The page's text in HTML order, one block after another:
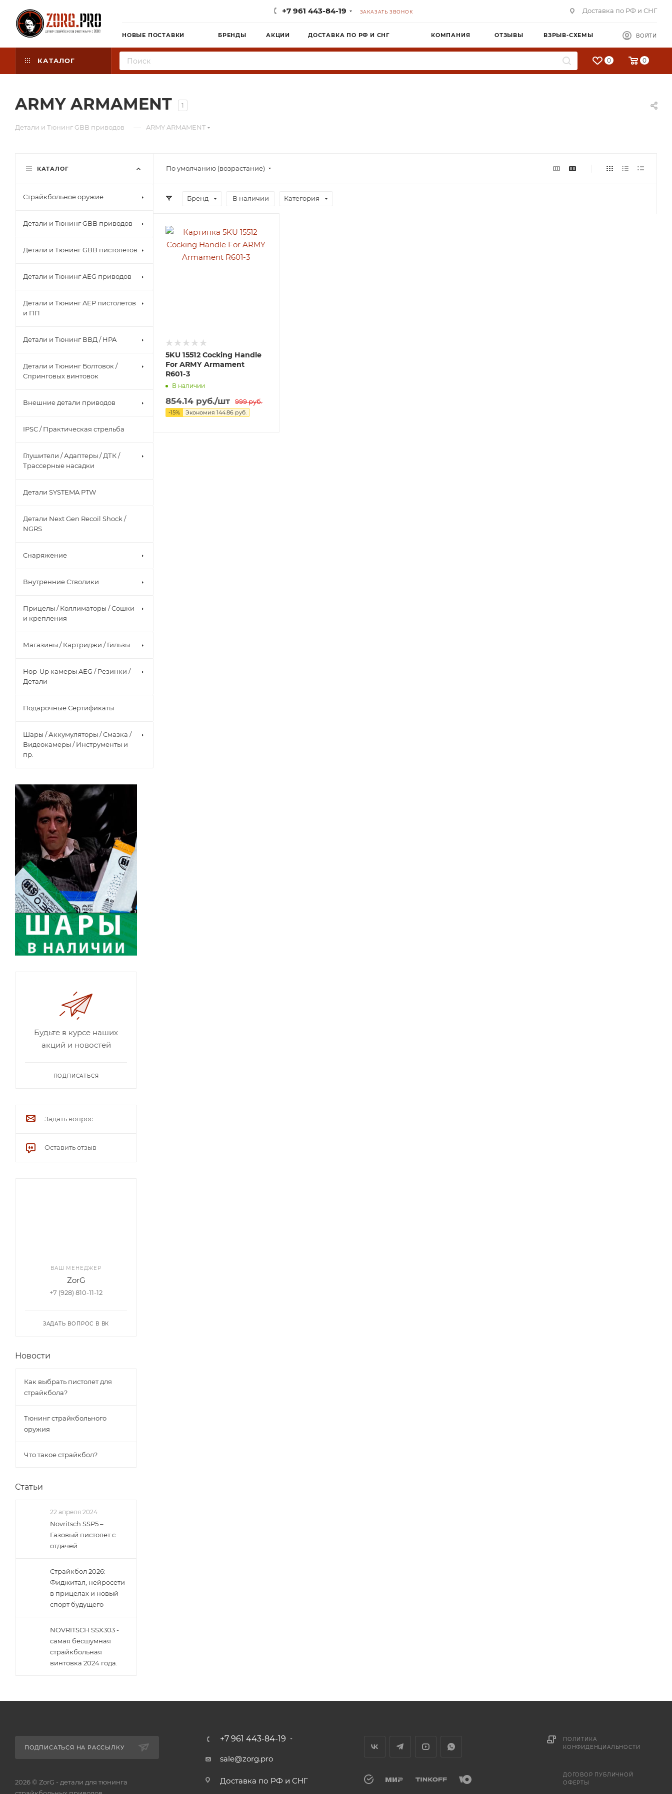
+7 961 443-84-19 ЗАКАЗАТЬ ЗВОНОК Доставка по РФ и СНГ
НОВЫЕ ПОСТАВКИ БРЕНДЫ АКЦИИ ДОСТАВКА ПО РФ И СНГ КОМПАНИЯ ОТЗЫВЫ ВЗРЫВ-СХЕМЫ ВОЙТИ
КАТАЛОГ 0 0
ARMY ARMAMENT 1
Детали и Тюнинг GBB приводов — ARMY ARMAMENT
По умолчанию (возрастание)
Бренд В наличии Категория
5KU 15512 Cocking Handle
For ARMY Armament
R601-3
В наличии
854.14 руб./шт 999руб.
-15% Экономия 144.86 руб.
КАТАЛОГ
Страйкбольное оружие
Детали и Тюнинг GBB приводов
Детали и Тюнинг GBB пистолетов
Детали и Тюнинг AEG приводов
Детали и Тюнинг AEP пистолетов
и ПП
Детали и Тюнинг ВВД / HPA
Детали и Тюнинг Болтовок /
Спринговых винтовок
Внешние детали приводов
IPSC / Практическая стрельба
Глушители / Адаптеры / ДТК /
Трассерные насадки
Детали SYSTEMA PTW
Детали Next Gen Recoil Shock /
NGRS
Снаряжение
Внутренние Стволики
Прицелы / Коллиматоры / Сошки
и крепления
Магазины / Картриджи / Гильзы
Hop-Up камеры AEG / Резинки /
Детали
Подарочные Сертификаты
Шары / Аккумуляторы / Смазка /
Видеокамеры / Инструменты и
пр.
Будьте в курсе наших
акций и новостей
ПОДПИСАТЬСЯ
Задать вопрос
Оставить отзыв
ВАШ МЕНЕДЖЕР
ZorG
+7 (928) 810-11-12
ЗАДАТЬ ВОПРОС В ВК
Новости
Как выбрать пистолет для
страйкбола?
Тюнинг страйкбольного
оружия
Что такое страйкбол?
Статьи
22 апреля 2024
Novritsch SSP5 –
Газовый пистолет с
отдачей
Страйкбол 2026:
Фиджитал, нейросети
в прицелах и новый
спорт будущего
NOVRITSCH SSX303 -
самая бесшумная
страйкбольная
винтовка 2024 года.
ПОДПИСАТЬСЯ НА РАССЫЛКУ
2026 © ZorG - детали для тюнинга
+7 961 443-84-19
sale@zorg.pro
Доставка по РФ и СНГ
ПОЛИТИКА
КОНФИДЕНЦИАЛЬНОСТИ
ДОГОВОР ПУБЛИЧНОЙ
ОФЕРТЫ